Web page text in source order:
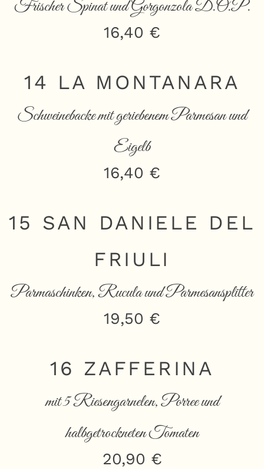
Frischer Spinat und Gorgonzola D.O.P.
16,40 €
14 LA MONTANARA
Schweinebacke mit geriebenem Parmesan und
Eigelb
16,40 €
15 SAN DANIELE DEL
FRIULI
Parmaschinken, Rucula und Parmesansplitter
19,50 €
16 ZAFFERINA
mit 5 Riesengarnelen, Porree und
halbgetrockneten Tomaten
20,90 €